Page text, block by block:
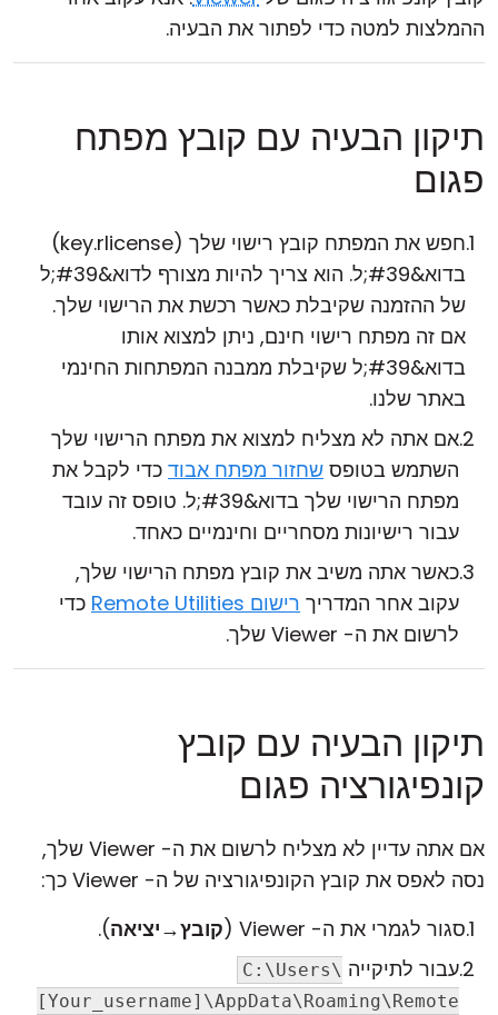
ההמלצות למטה כדי לפתור את הבעיה.
תיקון הבעיה עם קובץ מפתח
פגום
חפש את המפתח קובץ רישוי שלך (key.rlicense)
בדוא&#39;ל. הוא צריך להיות מצורף לדוא&#39;ל
של ההזמנה שקיבלת כאשר רכשת את הרישוי שלך.
אם זה מפתח רישוי חינם, ניתן למצוא אותו
בדוא&#39;ל שקיבלת ממבנה המפתחות החינמי
באתר שלנו.
אם אתה לא מצליח למצוא את מפתח הרישוי שלך
השתמש בטופס שחזור מפתח אבוד כדי לקבל את
מפתח הרישוי שלך בדוא&#39;ל. טופס זה עובד
עבור רישיונות מסחריים וחינמיים כאחד.
כאשר אתה משיב את קובץ מפתח הרישוי שלך,
עקוב אחר המדריך רישום Remote Utilities
כדי
לרשום את ה- Viewer שלך.
תיקון הבעיה עם קובץ
קונפיגורציה פגום
אם אתה עדיין לא מצליח לרשום את ה- Viewer שלך,
נסה לאפס את קובץ הקונפיגורציה של ה- Viewer כך:
סגור לגמרי את ה- Viewer (
קובץ→יציאה).
עבור לתיקייה C:\Users\
[Your_username]\AppData\Roaming\Remote